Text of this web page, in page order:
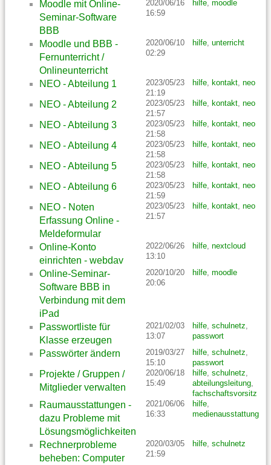
Moodle mit Online-
Seminar-Software
BBB
2020/06/16
16:59
hilfe, moodle
Moodle und BBB -
Fernunterricht /
Onlineunterricht
2020/06/10
02:29
hilfe, unterricht
NEO - Abteilung 1
2023/05/23
21:19
hilfe, kontakt, neo
NEO - Abteilung 2
2023/05/23
21:57
hilfe, kontakt, neo
NEO - Abteilung 3
2023/05/23
21:58
hilfe, kontakt, neo
NEO - Abteilung 4
2023/05/23
21:58
hilfe, kontakt, neo
NEO - Abteilung 5
2023/05/23
21:58
hilfe, kontakt, neo
NEO - Abteilung 6
2023/05/23
21:59
hilfe, kontakt, neo
NEO - Noten
Erfassung Online -
Meldeformular
2023/05/23
21:57
hilfe, kontakt, neo
Online-Konto
einrichten - webdav
2022/06/26
13:10
hilfe, nextcloud
Online-Seminar-
Software BBB in
Verbindung mit dem
iPad
2020/10/20
20:06
hilfe, moodle
Passwortliste für
Klasse erzeugen
2021/02/03
13:07
hilfe, schulnetz,
passwort
Passwörter ändern
2019/03/27
15:10
hilfe, schulnetz,
passwort
Projekte / Gruppen /
Mitglieder verwalten
2020/06/18
15:49
hilfe, schulnetz,
abteilungsleitung,
fachschaftsvorsitz
Raumausstattungen -
dazu Probleme mit
Lösungsmöglichkeiten
2021/06/06
16:33
hilfe,
medienausstattung
Rechnerprobleme
beheben: Computer
2020/03/05
21:59
hilfe, schulnetz